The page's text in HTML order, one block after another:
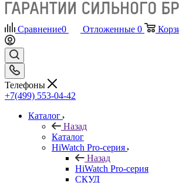
Сравнение0 Отложенные 0
Телефоны
+7(499) 553-04-42
Каталог
Назад
Каталог
HiWatch Pro-серия
Назад
HiWatch Pro-серия
CКУД